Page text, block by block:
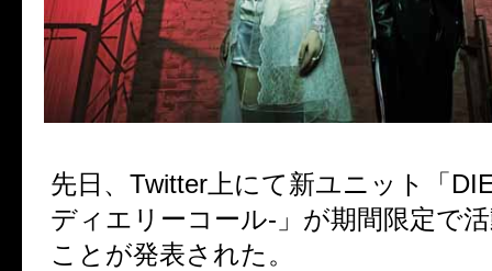
先日、Twitter上にて新ユニット「
ディエリーコール-」が期間限定で
ことが発表された。